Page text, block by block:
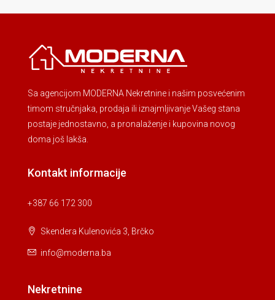
Sa agencijom MODERNA Nekretnine i našim posvećenim
timom stručnjaka, prodaja ili iznajmljivanje Vašeg stana
postaje jednostavno, a pronalaženje i kupovina novog
doma još lakša.
Kontakt informacije
+387 66 172 300
Skendera Kulenovića 3, Brčko
info@moderna.ba
Nekretnine